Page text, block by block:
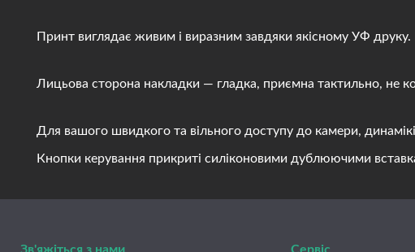
Принт виглядає живим і виразним завдяки якісному УФ друку.
Лицьова сторона накладки — гладка, приємна тактильно, не
Для вашого швидкого та вільного доступу до камери,
Кнопки керування прикриті силіконовими дублюючими